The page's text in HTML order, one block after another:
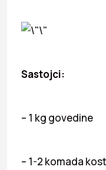
Sastojci:
– 1 kg govedine
– 1-2 komada